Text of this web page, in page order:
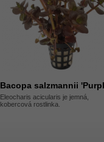
Bacopa salzmannii
Eleocharis acicularis je jemná,
kobercová rostlinka.